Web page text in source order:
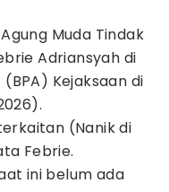
Muda Tindak
Adriansyah di
Kejaksaan di
(Nanik di
Febrie.
ini belum ada